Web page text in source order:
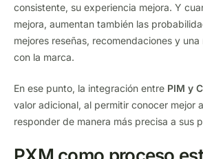
consistente, su experiencia mejora. Y
mejora, aumentan también las
mejores reseñas, recomendaciones y una
con la marca.
En ese punto, la integración entre PIM y
valor adicional, al permitir conocer mejor
responder de manera más precisa a sus